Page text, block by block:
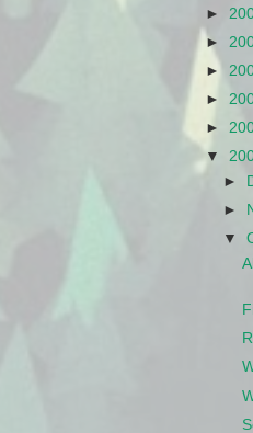
►
►
►
►
►
▼
►
►
▼